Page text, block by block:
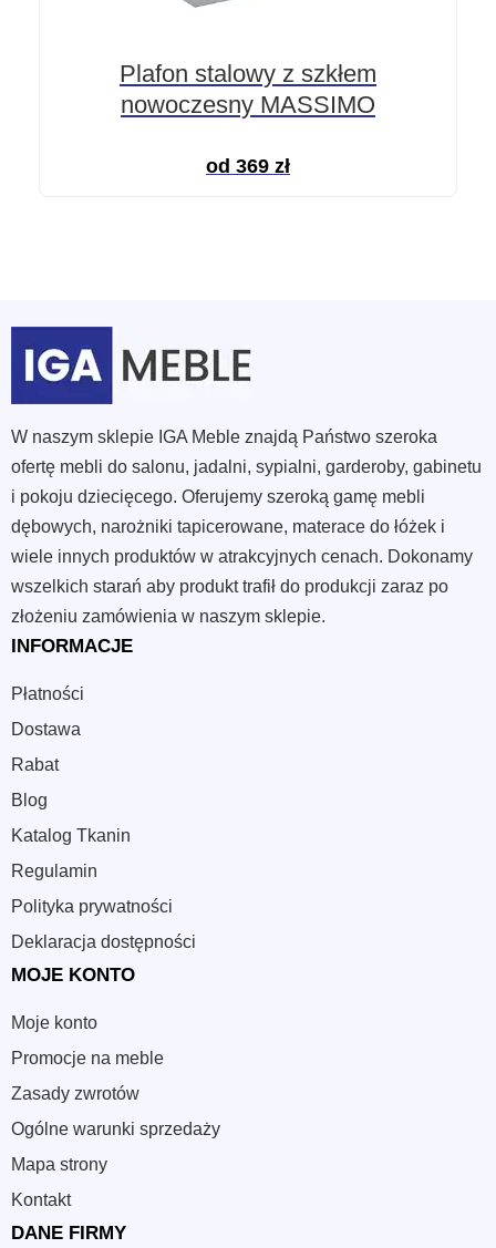
Plafon stalowy z szkłem
nowoczesny MASSIMO
od 369 zł
W naszym sklepie IGA Meble znajdą Państwo szeroka
ofertę mebli do salonu, jadalni, sypialni, garderoby, gabinetu
i pokoju dziecięcego. Oferujemy szeroką gamę mebli
dębowych, narożniki tapicerowane, materace do łóżek i
wiele innych produktów w atrakcyjnych cenach. Dokonamy
wszelkich starań aby produkt trafił do produkcji zaraz po
złożeniu zamówienia w naszym sklepie.
INFORMACJE
Płatności
Dostawa
Rabat
Blog
Katalog Tkanin
Regulamin
Polityka prywatności
Deklaracja dostępności
MOJE KONTO
Moje konto
Promocje na meble
Zasady zwrotów
Ogólne warunki sprzedaży
Mapa strony
Kontakt
DANE FIRMY